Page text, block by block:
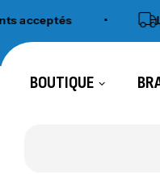
•
BOUTIQUE